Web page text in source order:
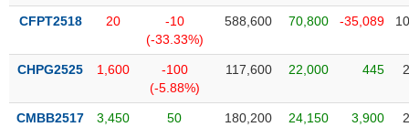
CFPT2518 20
-10
(-33.33%)
588,600 70,800 -35,089
CHPG2525 1,600
-100
(-5.88%)
117,600 22,000 445
CMBB2517 3,450
50
180,200 24,150 3,900